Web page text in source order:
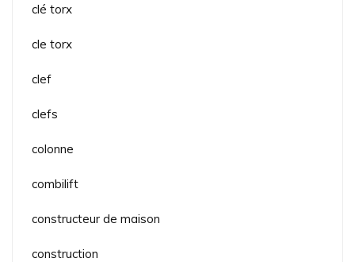
clé torx
cle torx
clef
clefs
colonne
combilift
constructeur de maison
construction